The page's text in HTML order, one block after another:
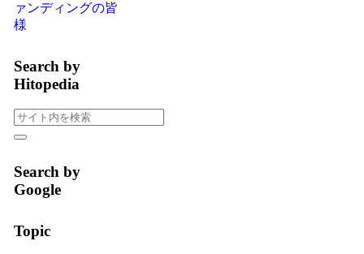
ァンディングの皆
様
Search by
Hitopedia
Search by
Google
Topic